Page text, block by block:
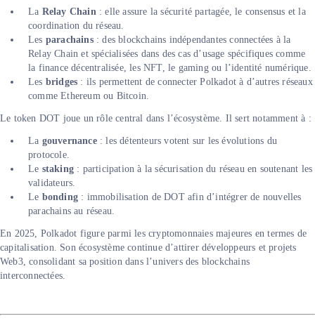
La Relay Chain: elle assure la sécurité partagée, le consensus et la
coordination du réseau.
Les parachains: des blockchains indépendantes connectées à la
Relay Chain et spécialisées dans des cas d’usage spécifiques comme
la finance décentralisée, les NFT, le gaming ou l’identité numérique.
Les bridges : ils permettent de connecter Polkadot à d’autres réseaux
comme Ethereum ou Bitcoin.
Le token DOT joue un rôle central dans l’écosystème. Il sert notamment à :
La gouvernance: les détenteurs votent sur les évolutions du
protocole.
Le staking : participation à la sécurisation du réseau en soutenant les
validateurs.
Le bonding : immobilisation de DOT afin d’intégrer de nouvelles
parachains au réseau.
En 2025, Polkadot figure parmi les cryptomonnaies majeures en termes de
capitalisation. Son écosystème continue d’attirer développeurs et projets
Web3, consolidant sa position dans l’univers des blockchains
interconnectées.